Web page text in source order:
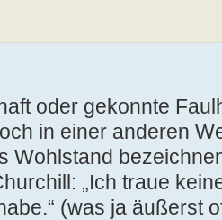
oder gekonnte
in einer anderen
Wohlstand
„Ich traue
(was ja äußerst